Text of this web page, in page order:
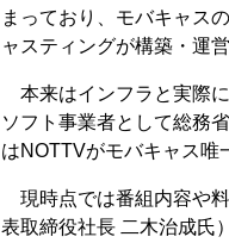
まっており、モバキャス
ャスティングが構築・運営
本来はインフラと実際に
ソフト事業者として総務
はNOTTVがモバキャス唯
現時点では番組内容や
表取締役社長 二木治成氏